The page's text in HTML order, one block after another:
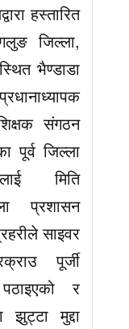
हस्तारित
जिल्ला,
भैण्डाडा
संगठन
पूर्व जिल्ला
मिति
प्रशासन
साइवर
पूर्जी
र
मुद्दा